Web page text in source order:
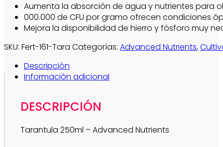
Aumenta la absorción de agua y nutrientes para
000.000 de CFU por gramo ofrecen condiciones
Mejora la disponibilidad de hierro y fósforo muy
SKU: Fert-161-Tara Categorías: Advanced Nutrients,
Descripción
Información adicional
DESCRIPCIÓN
Tarantula 250ml – Advanced Nutrients